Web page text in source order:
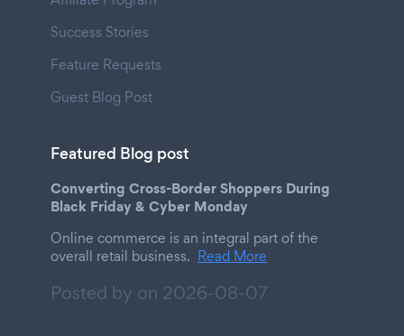
Success Stories
Feature Requests
Guest Blog Post
Featured Blog post
Converting Cross-Border Shoppers During
Black Friday & Cyber Monday
Online commerce is an integral part of the
overall retail business. Read More
Posted by on 2026-08-07